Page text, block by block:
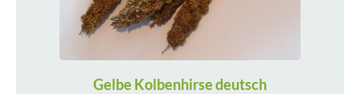
Gelbe Kolbenhirse deutsch